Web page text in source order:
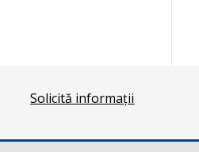
Solicită informații